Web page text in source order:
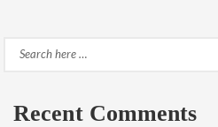
Search
Recent Comments